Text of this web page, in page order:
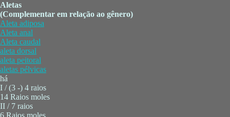
Aletas
(Complementar em relação ao gênero)
Aleta adiposa
Aleta anal
Aleta caudal
aleta dorsal
aleta peitoral
aletas pélvicas
há
I / (3 -) 4 raios
14 Raios moles
II / 7 raios